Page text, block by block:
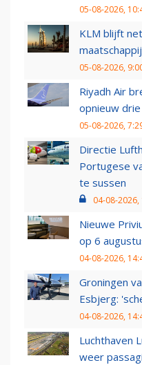
05-08-2026,
KLM blijft
05-08-2026,
Riyadh Air
opnieuw
05-08-2026,
Directie
Portugese
te sussen
04-08-2026,
Nieuwe
op 6
04-08-2026,
Groningen
Esbjerg:
04-08-2026,
Luchthaven
weer